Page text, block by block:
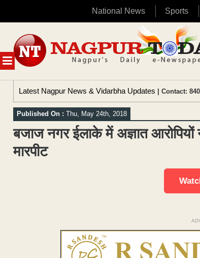
National News Sports
MENU
content
Latest Nagpur News & Vidarbha Updates | Contact:
Published On : Thu, May 24th, 2018
बजाज नगर ईलाके में अज्ञात
मारपीट